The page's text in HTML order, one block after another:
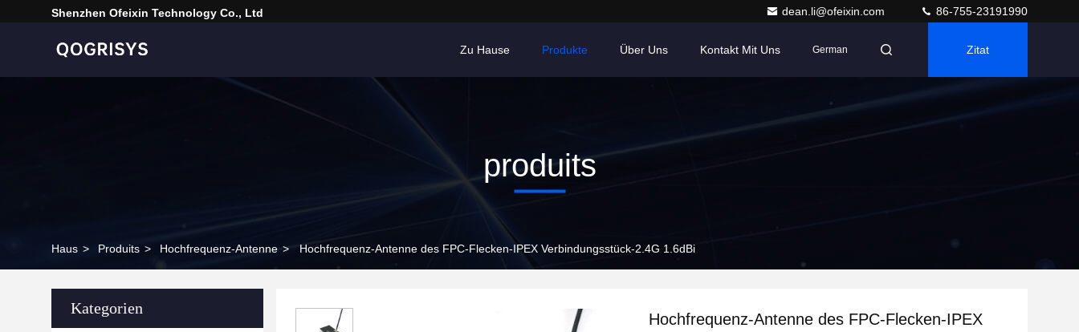
Shenzhen Ofeixin Technology Co., Ltd dean.li@ofeixin.com 86-755-23191990
Zu Hause Produkte Über Uns Kontakt Mit Uns German Zitat
produits
Haus > Produits > Hochfrequenz-Antenne > Hochfrequenz-Antenne des FPC-Flecken-IPEX Verbindungsstück-2.4G 1.6dBi
Kategorien
Hochfrequenz-Antenne des FPC-Flecken-IPEX